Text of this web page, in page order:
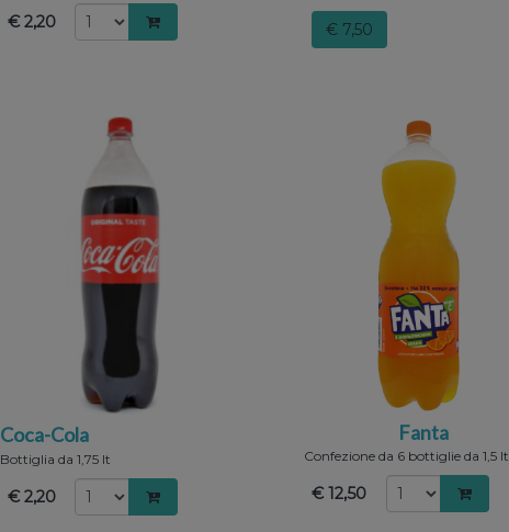
€ 2,20 € 7,50
Coca-Cola
Bottiglia da 1,75 lt
€ 2,20
Fanta
Confezione da 6 bottiglie da 1,5 lt
€ 12,50